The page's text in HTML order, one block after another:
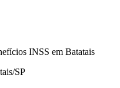
INSS em Batatais
SP